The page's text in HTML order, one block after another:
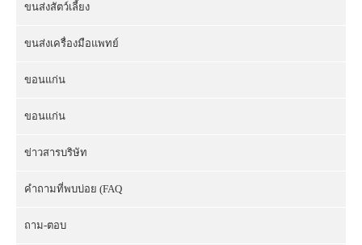
ขนส่งสัตว์เลี้ยง
ขนส่งเครื่องมือแพทย์
ขอนแก่น
ขอนแก่น
ข่าวสารบริษัท
คำถามที่พบบ่อย (FAQ
ถาม-ตอบ